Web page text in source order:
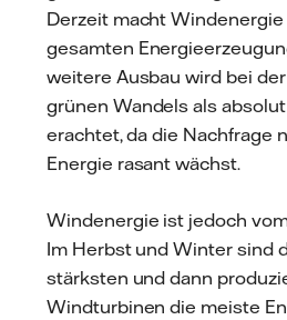
Derzeit macht Windenergie
gesamten
weitere Ausbau wird bei
grünen Wandels als
erachtet, da die Nachfrage
Energie rasant wächst.
Windenergie ist jedoch
Im Herbst und Winter sind
stärksten und dann
Windturbinen die meiste